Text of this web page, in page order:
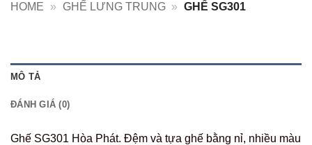
HOME » GHẾ LƯNG TRUNG » GHẾ SG301
MÔ TẢ
ĐÁNH GIÁ (0)
Ghế SG301 Hòa Phát. Đệm và tựa ghế bằng nỉ, nhiều màu